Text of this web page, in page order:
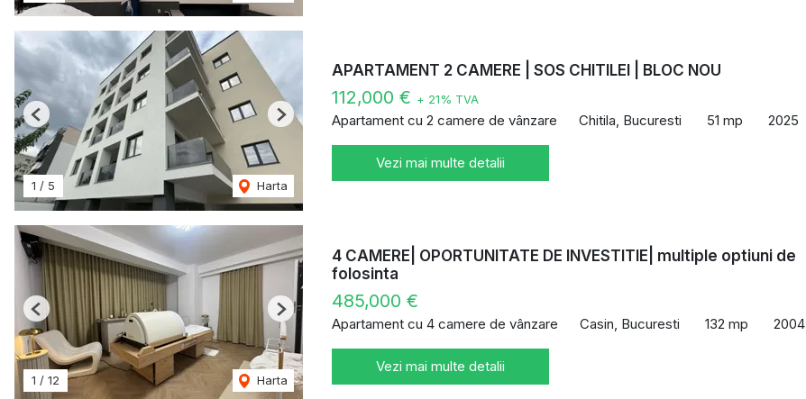
1 / 5 Harta
Previous Next
APARTAMENT 2 CAMERE | SOS CHITILEI | BLOC NOU
112,000 € + 21% TVA
Apartament cu 2 camere de vânzare Chitila, Bucuresti 51 mp 2025
Vezi mai multe detalii
1 / 12 Harta
Previous Next
4 CAMERE| OPORTUNITATE DE INVESTITIE| multiple optiuni de
folosinta
485,000 €
Apartament cu 4 camere de vânzare Casin, Bucuresti 132 mp 2004
Vezi mai multe detalii